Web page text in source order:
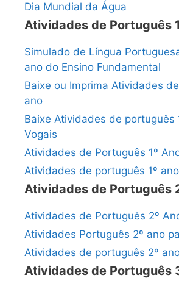
Dia Mundial da Água
Atividades de Português
Simulado de Língua
ano do Ensino Fundamental
Baixe ou Imprima Atividades
ano
Baixe Atividades de português
Vogais
Atividades de Português 1º
Atividades de português 1º ano
Atividades de Português
Atividades de Português 2º
Atividades Português 2º ano
Atividades de português 2º
Atividades de Português